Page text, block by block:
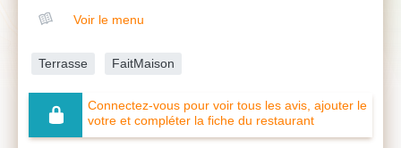
Voir le menu
Terrasse FaitMaison
Connectez-vous pour voir tous les avis, ajouter le
votre et compléter la fiche du restaurant